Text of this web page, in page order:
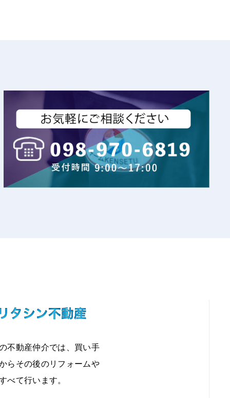
不動産仲介では、買い手
らその後のリフォームや
べて行います。